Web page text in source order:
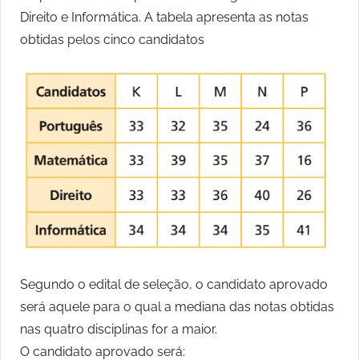
Direito e Informática. A tabela apresenta as notas
obtidas pelos cinco candidatos
Segundo o edital de seleção, o candidato aprovado
será aquele para o qual a mediana das notas obtidas
nas quatro disciplinas for a maior.
O candidato aprovado será: